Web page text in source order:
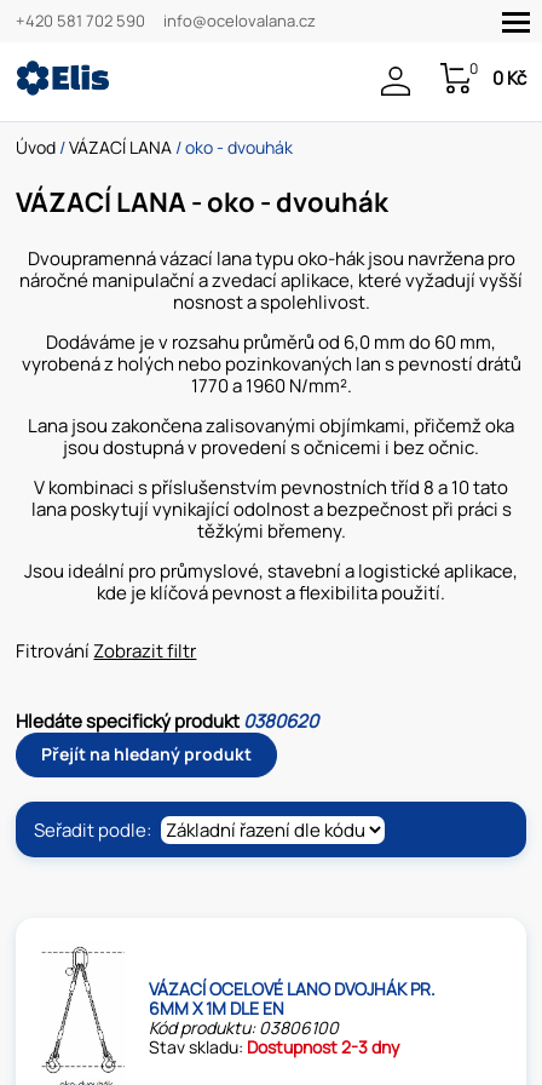
+420 581 702 590 info@ocelovalana.cz
0 0 Kč
Úvod /VÁZACÍ LANA / oko - dvouhák
VÁZACÍ LANA - oko - dvouhák
Dvoupramenná vázací lana typu oko-hák jsou navržena pro
náročné manipulační a zvedací aplikace, které vyžadují vyšší
nosnost a spolehlivost.
Dodáváme je v rozsahu průměrů od 6,0 mm do 60 mm,
vyrobená z holých nebo pozinkovaných lan s pevností drátů
1770 a 1960 N/mm².
Lana jsou zakončena zalisovanými objímkami, přičemž oka
jsou dostupná v provedení s očnicemi i bez očnic.
V kombinaci s příslušenstvím pevnostních tříd 8 a 10 tato
lana poskytují vynikající odolnost a bezpečnost při práci s
těžkými břemeny.
Jsou ideální pro průmyslové, stavební a logistické aplikace,
kde je klíčová pevnost a flexibilita použití.
FitrováníZobrazit filtr
Hledáte specifický produkt0380620
Přejít na hledaný produkt
Seřadit podle:
VÁZACÍ OCELOVÉ LANO DVOJHÁK PR.
6MM X 1M DLE EN
Kód produktu: 03806100
Stav skladu: Dostupnost 2-3 dny